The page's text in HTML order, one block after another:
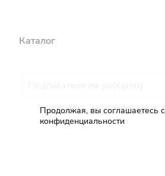
Каталог
Продолжая, вы соглашаетесь с
конфиденциальности